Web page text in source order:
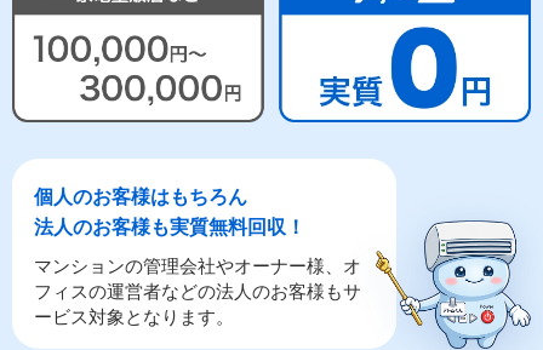
個人のお客様はもちろん
法人のお客様も実質無料回収！
マンションの管理会社やオーナー様、オ
フィスの運営者などの法人のお客様もサ
ービス対象となります。